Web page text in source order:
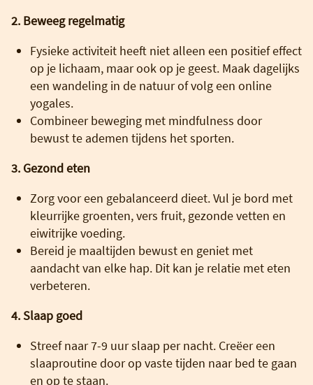
2. Beweeg regelmatig
Fysieke activiteit heeft niet alleen een positief effect
op je lichaam, maar ook op je geest. Maak dagelijks
een wandeling in de natuur of volg een online
yogales.
Combineer beweging met mindfulness door
bewust te ademen tijdens het sporten.
3. Gezond eten
Zorg voor een gebalanceerd dieet. Vul je bord met
kleurrijke groenten, vers fruit, gezonde vetten en
eiwitrijke voeding.
Bereid je maaltijden bewust en geniet met
aandacht van elke hap. Dit kan je relatie met eten
verbeteren.
4. Slaap goed
Streef naar 7-9 uur slaap per nacht. Creëer een
slaaproutine door op vaste tijden naar bed te gaan
en op te staan.